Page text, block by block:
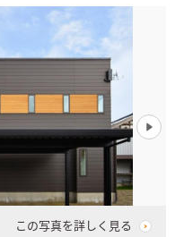
この写真を詳しく見る